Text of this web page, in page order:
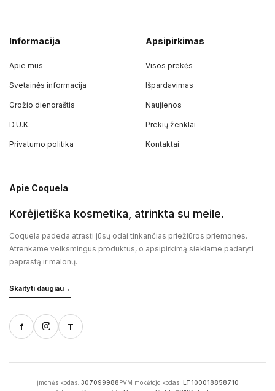
Informacija
Apie mus
Svetainės informacija
Grožio dienoraštis
D.U.K.
Privatumo politika
Apsipirkimas
Visos prekės
Išpardavimas
Naujienos
Prekių ženklai
Kontaktai
Apie Coquela
Korėjietiška kosmetika, atrinkta su meile.
Coquela padeda atrasti jūsų odai tinkančias priežiūros priemones.
Atrenkame veiksmingus produktus, o apsipirkimą siekiame padaryti
paprastą ir malonų.
Skaityti daugiau→
f T
Įmonės kodas: 307099988PVM mokėtojo kodas: LT100018858710